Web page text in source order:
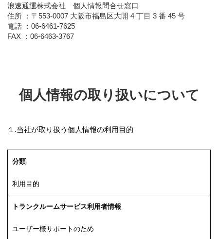
浪速通運株式会社 個人情報問合せ窓口
住所 ：〒553-0007 大阪市福島区大開 4 丁目 3 番 45 号
電話 ：06-6461-7625
FAX ：06-6463-3767
個人情報の取り扱いについて
１.当社が取り扱う個人情報の利用目的
分類
利用目的
トランクルームサービス利用者情報
ユーザー様サポートのため